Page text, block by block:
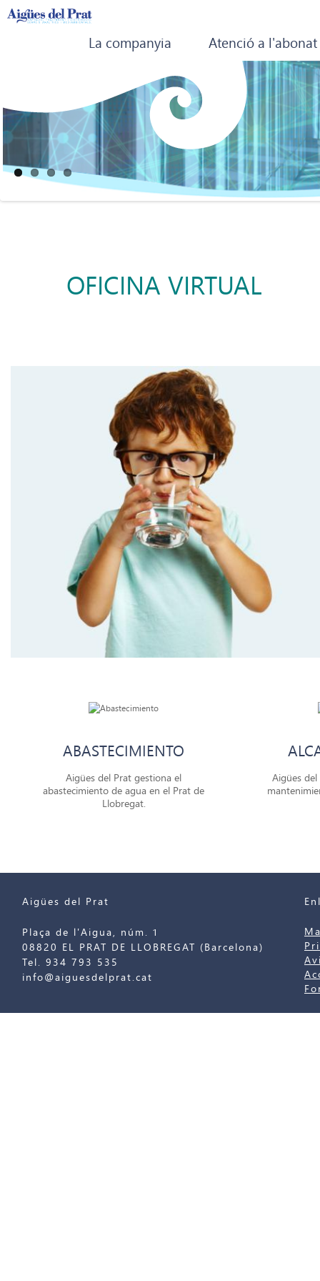
La companyia Atenció a l'abonat
OFICINA VIRTUAL
ABASTECIMIENTO
Aigües del Prat gestiona el
abastecimiento de agua en el Prat de
Llobregat.
Aigües
Aigües del Prat
Plaça de l'Aigua, núm. 1
08820 EL PRAT DE LLOBREGAT (Barcelona)
Tel. 934 793 535
info@aiguesdelprat.cat